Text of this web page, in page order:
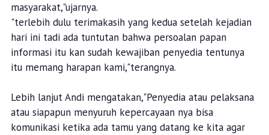
masyarakat,"ujarnya.
"terlebih dulu terimakasih yang kedua setelah kejadian
hari ini tadi ada tuntutan bahwa persoalan papan
informasi itu kan sudah kewajiban penyedia tentunya
itu memang harapan kami,"terangnya.
Lebih lanjut Andi mengatakan,"Penyedia atau pelaksana
atau siapapun menyuruh kepercayaan nya bisa
komunikasi ketika ada tamu yang datang ke kita agar